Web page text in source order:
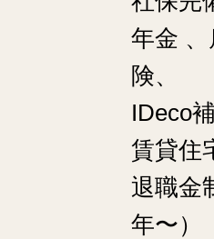
年金
険、
IDeco
賃貸住
退職金
年〜）